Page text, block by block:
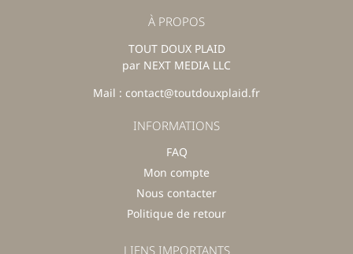
À PROPOS
TOUT DOUX PLAID
par NEXT MEDIA LLC
Mail : contact@toutdouxplaid.fr
INFORMATIONS
FAQ
Mon compte
Nous contacter
Politique de retour
LIENS IMPORTANTS